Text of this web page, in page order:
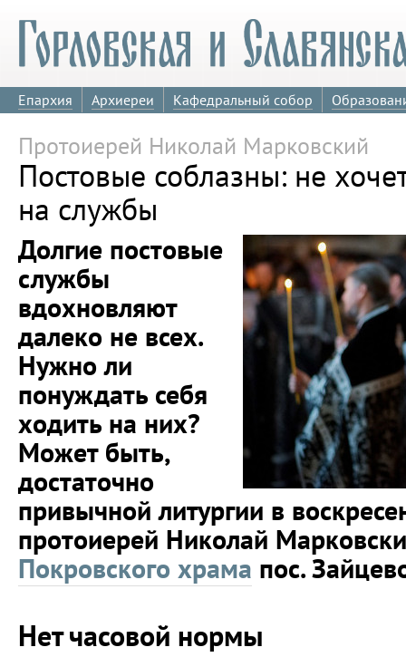
Епархия Архиереи Кафедральный собор
Протоиерей Николай Марковский
Постовые соблазны: не
на службы
Долгие постовые
службы
вдохновляют
далеко не всех.
Нужно ли
понуждать себя
ходить на них?
Может быть,
достаточно
привычной литургии в
протоиерей Николай
Покровского храма пос.
Нет часовой нормы